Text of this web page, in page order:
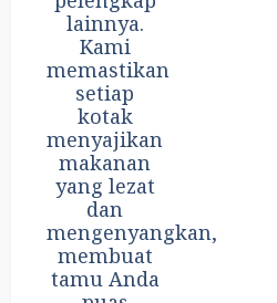
lainnya.
Kami
memastikan
setiap
kotak
menyajikan
makanan
yang lezat
dan
mengenyangkan,
membuat
tamu Anda